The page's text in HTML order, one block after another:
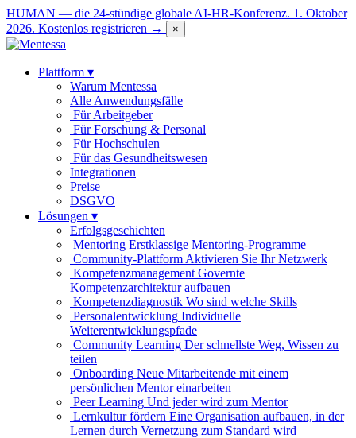
HUMAN — die 24-stündige globale AI-HR-Konferenz. 1. Oktober
2026. Kostenlos registrieren → ×
Plattform ▾
Warum Mentessa
Alle Anwendungsfälle
Für Arbeitgeber
Für Forschung & Personal
Für Hochschulen
Für das Gesundheitswesen
Integrationen
Preise
DSGVO
Lösungen ▾
Erfolgsgeschichten
Mentoring Erstklassige Mentoring-Programme
Community-Plattform Aktivieren Sie Ihr Netzwerk
Kompetenzmanagement Governte
Kompetenzarchitektur aufbauen
Kompetenzdiagnostik Wo sind welche Skills
Personalentwicklung Individuelle
Weiterentwicklungspfade
Community Learning Der schnellste Weg, Wissen zu
teilen
Onboarding Neue Mitarbeitende mit einem
persönlichen Mentor einarbeiten
Peer Learning Und jeder wird zum Mentor
Lernkultur fördern Eine Organisation aufbauen, in der
Lernen durch Vernetzung zum Standard wird